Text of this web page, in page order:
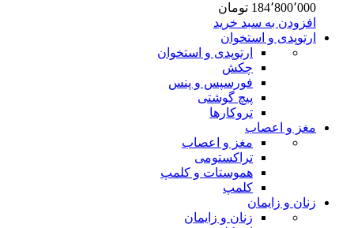
184٬800٬000 تومان
افزودن به سبد خرید
ارتوپدی و استخوان
ارتوپدی و استخوان
چکش
فورسپس و پنس
پیچ گوشتی
تروکارها
مغز و اعصاب
مغز و اعصاب
تراکستومی
هموستات و کلمپ
کلمپ
زنان و زایمان
زنان و زایمان